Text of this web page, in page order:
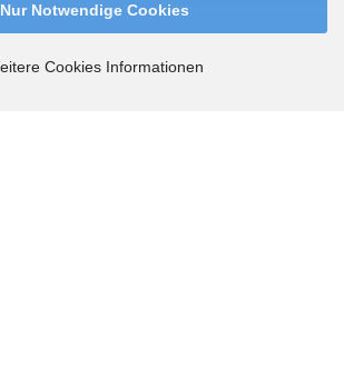
Nur Notwendige Cookies
Cookies Informationen